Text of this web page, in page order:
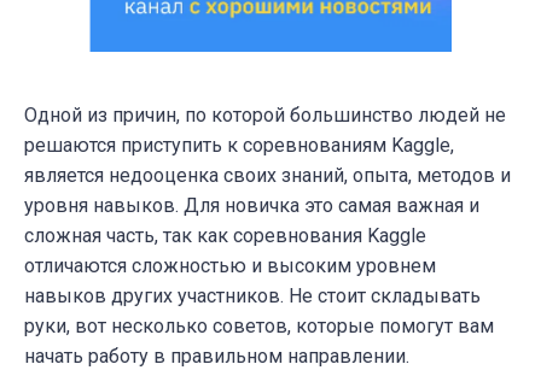
Одной из причин, по которой большинство людей не
решаются приступить к соревнованиям Kaggle,
является недооценка своих знаний, опыта, методов и
уровня навыков. Для новичка это самая важная и
сложная часть, так как соревнования Kaggle
отличаются сложностью и высоким уровнем
навыков других участников. Не стоит складывать
руки, вот несколько советов, которые помогут вам
начать работу в правильном направлении.